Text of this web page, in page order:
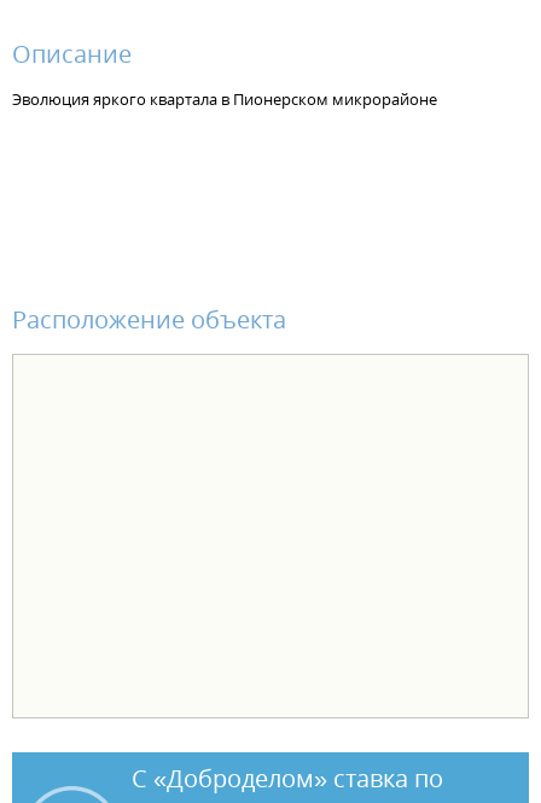
Описание
Эволюция яркого квартала в Пионерском микрорайоне
Расположение объекта
С «Доброделом» ставка по